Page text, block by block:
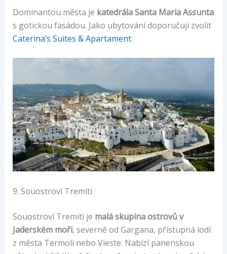
Dominantou města je katedrála Santa Maria Assunta
s gotickou fasádou. Jako ubytování doporučuji zvolit
Caterina’s Suites & Apartament.
9. Souostroví Tremiti
Souostroví Tremiti je malá skupina ostrovů v
Jaderském moři, severně od Gargana, přístupná lodí
z města Termoli nebo Vieste. Nabízí panenskou